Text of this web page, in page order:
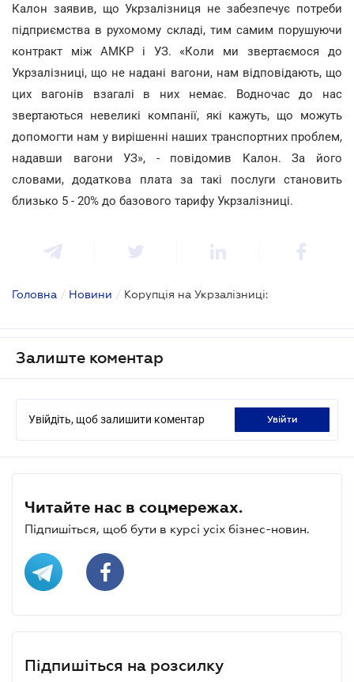
Калон заявив, що Укрзалізниця не забезпечує потреби
підприємства в рухомому складі, тим самим порушуючи
контракт між АМКР і УЗ. «Коли ми звертаємося до
Укрзалізниці, що не надані вагони, нам відповідають, що
цих вагонів взагалі в них немає. Водночас до нас
звертаються невеликі компанії, які кажуть, що можуть
допомогти нам у вирішенні наших транспортних проблем,
надавши вагони УЗ», - повідомив Калон. За його
словами, додаткова плата за такі послуги становить
близько 5 - 20% до базового тарифу Укрзалізниці.
Головна / Новини / Корупція на Укрзалізниці:
Залиште коментар
Увійдіть, щоб залишити коментар увійти
Читайте нас в соцмережах.
Підпишіться, щоб бути в курсі усіх бізнес-новин.
Підпишіться на розсилку